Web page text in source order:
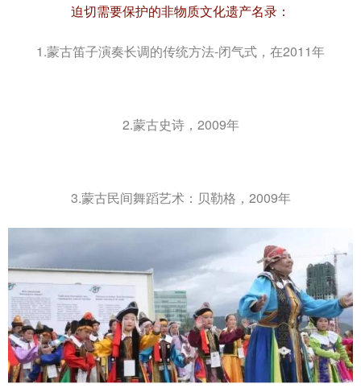
迫切需要保护的非物质文化遗产名录：
1.蒙古笛子演奏长调的传统方法-闭气式，在2011年
2.蒙古史诗，2009年
3.蒙古民间舞蹈艺术：贝勒格，2009年